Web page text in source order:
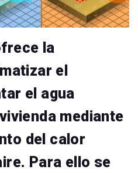
la
el
el agua
mediante
del calor
Para ello se